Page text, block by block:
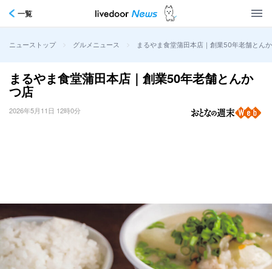
一覧
ニューストップ > グルメニュース > まるやま食堂蒲田本店｜創業50年老舗とん
まるやま食堂蒲田本店｜創業50年老舗とんか
つ店
2026年5月11日 12時0分